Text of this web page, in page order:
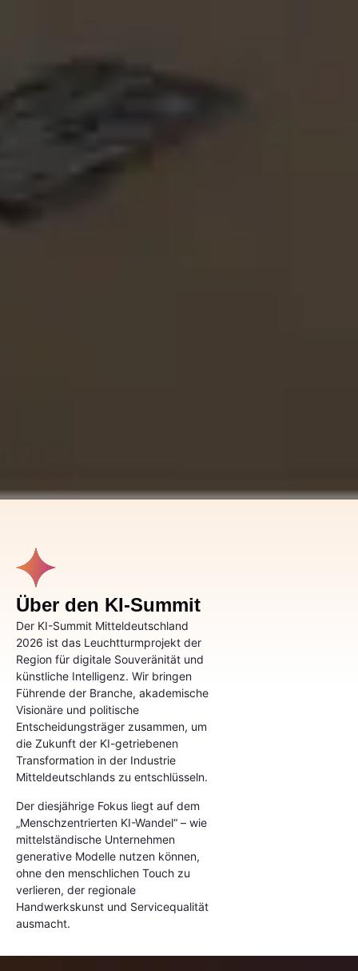
Über den KI-Summit
Der KI-Summit Mitteldeutschland
2026 ist das Leuchtturmprojekt der
Region für digitale Souveränität und
künstliche Intelligenz. Wir bringen
Führende der Branche, akademische
Visionäre und politische
Entscheidungsträger zusammen, um
die Zukunft der KI-getriebenen
Transformation in der Industrie
Mitteldeutschlands zu entschlüsseln.
Der diesjährige Fokus liegt auf dem
„Menschzentrierten KI-Wandel“ – wie
mittelständische Unternehmen
generative Modelle nutzen können,
ohne den menschlichen Touch zu
verlieren, der regionale
Handwerkskunst und Servicequalität
ausmacht.